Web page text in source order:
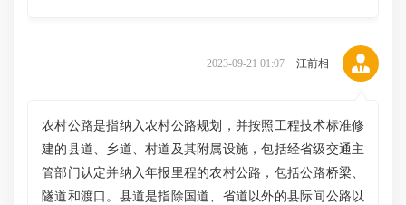
2023-09-21 01:07 江前相
农村公路是指纳入农村公路规划，并按照工程技术标准修
建的县道、乡道、村道及其附属设施，包括经省级交通主
管部门认定并纳入年报里程的农村公路，包括公路桥梁、
隧道和渡口。县道是指除国道、省道以外的县际间公路以